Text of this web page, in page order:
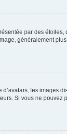
par des étoiles,
généralement plus
les images
Si vous ne pouvez